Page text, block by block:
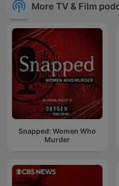
More TV & Film
Snapped: Women Who
Murder